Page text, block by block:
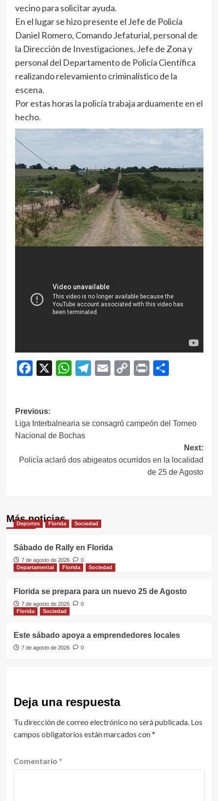
vecino para solicitar ayuda.
En el lugar se hizo presente el Jefe de Policía
Daniel Romero, Comando Jefaturial, personal de
la Dirección de Investigaciones, Jefe de Zona y
personal del Departamento de Policía Científica
realizando relevamiento criminalístico de la
escena.
Por estas horas la policía trabaja arduamente en el
hecho.
Facebook
X WhatsApp
Telegram
EmailCopy
Print
Navegación
de
Previous:
Liga Interbalnearia se consagró campeón del Torneo
Nacional de Bochas
Next:
Policía aclaró dos abigeatos ocurridos en la localidad
de 25 de Agosto
Más noticias
Deportes Florida Sociedad
Sábado de Rally en Florida
7 de agosto de 2026
0
Departamental
Florida Sociedad
Florida se prepara para un nuevo 25 de Agosto
7 de agosto de 2026
0
Florida
Sociedad
Este sábado apoya a emprendedores locales
7 de agosto de 2026 0
Deja una respuesta
Tu dirección de correo electrónico no será publicada. Los
campos obligatorios están marcados con*
Comentario *